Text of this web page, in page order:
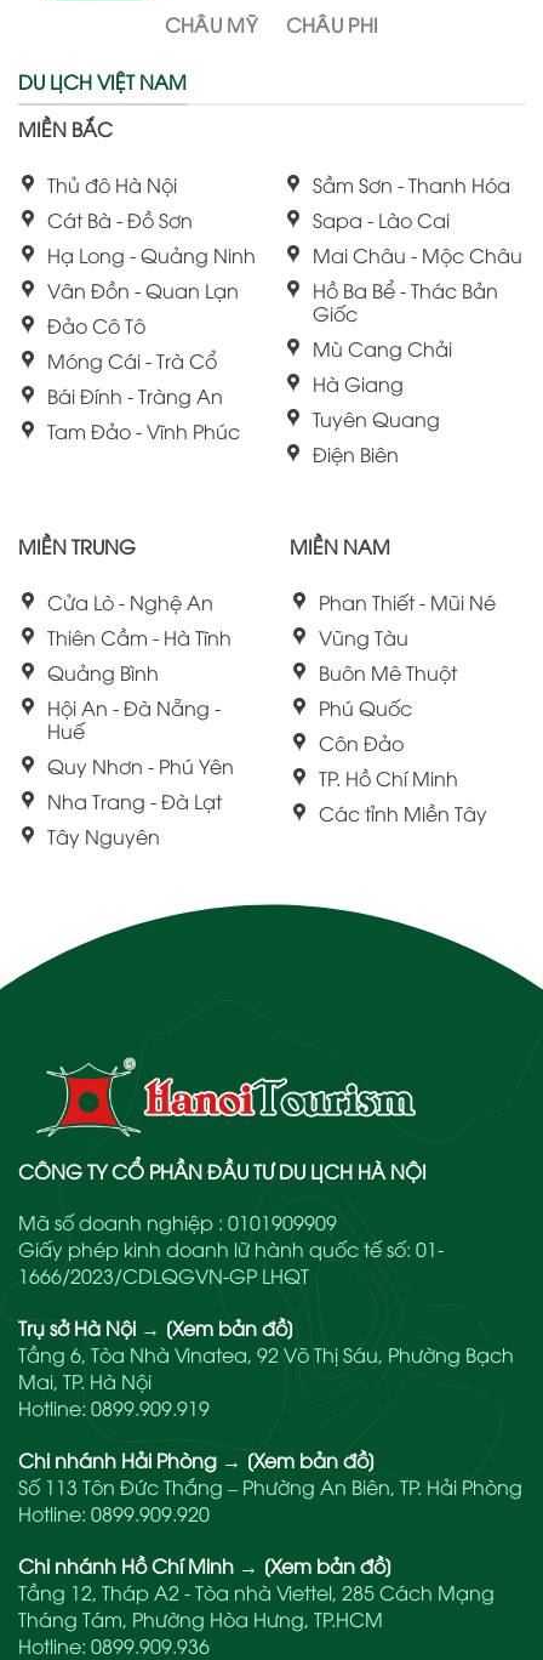
CHÂU MỸ
CHÂU PHI
DU LỊCH VIỆT NAM
MIỀN BẮC
Thủ đô Hà Nội
Cát Bà - Đồ Sơn
Hạ Long - Quảng Ninh
Vân Đồn - Quan Lạn
Đảo Cô Tô
Móng Cái - Trà Cổ
Bái Đính - Tràng An
Tam Đảo - Vĩnh Phúc
Sầm Sơn - Thanh Hóa
Sapa - Lào Cai
Mai Châu - Mộc Châu
Hồ Ba Bể - Thác Bản
Giốc
Mù Cang Chải
Hà Giang
Tuyên Quang
Điện Biên
MIỀN TRUNG
Cửa Lò - Nghệ An
Thiên Cầm - Hà Tĩnh
Quảng Bình
Hội An - Đà Nẵng -
Huế
Quy Nhơn - Phú Yên
Nha Trang - Đà Lạt
Tây Nguyên
MIỀN NAM
Phan Thiết - Mũi Né
Vũng Tàu
Buôn Mê Thuột
Phú Quốc
Côn Đảo
TP. Hồ Chí Minh
Các tỉnh Miền Tây
CÔNG TY CỔ PHẦN ĐẦU TƯ DU LỊCH HÀ NỘI
Mã số doanh nghiệp : 0101909909
Giấy phép kinh doanh lữ hành quốc tế số: 01-
1666/2023/CDLQGVN-GP LHQT
Trụ sở Hà Nội → [Xem bản đồ]
Tầng 6, Tòa Nhà Vinatea, 92 Võ Thị Sáu, Phường Bạch
Mai, TP. Hà Nội
Hotline: 0899.909.919
Chi nhánh Hải Phòng → [Xem bản đồ]
Số 113 Tôn Đức Thắng – Phường An Biên, TP. Hải Phòng
Hotline: 0899.909.920
Chi nhánh Hồ Chí Minh → [Xem bản đồ]
Tầng 12, Tháp A2 - Tòa nhà Viettel, 285 Cách Mạng
Tháng Tám, Phường Hòa Hưng, TP.HCM
Hotline: 0899.909.936